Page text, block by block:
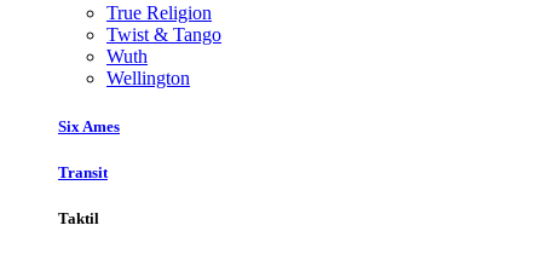
True Religion
Twist & Tango
Wuth
Wellington
Six Ames
Transit
Taktil